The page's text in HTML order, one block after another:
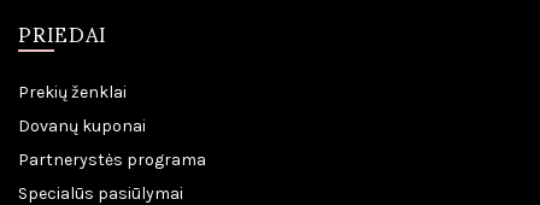
PRIEDAI
Prekių ženklai
Dovanų kuponai
Partnerystės programa
Specialūs pasiūlymai